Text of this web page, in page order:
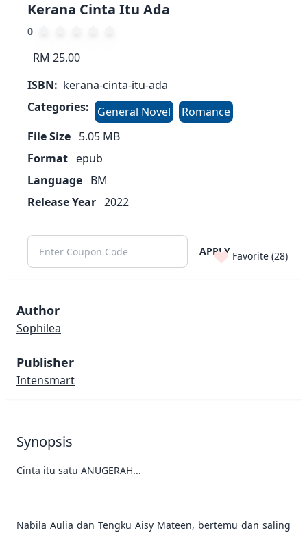
Kerana Cinta Itu Ada
0
RM 25.00
ISBN: kerana-cinta-itu-ada
Categories:
General Novel
Romance
File Size 5.05 MB
Format epub
Language BM
Release Year 2022
APPLY Favorite (28)
Author
Sophilea
Publisher
Intensmart
Synopsis
Cinta itu satu ANUGERAH...
Nabila Aulia dan Tengku Aisy Mateen, bertemu dan saling